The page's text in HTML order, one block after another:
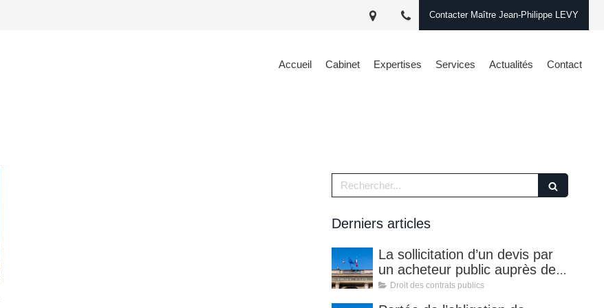
Contacter Maître Jean-Philippe LEVY
Accueil Cabinet Expertises Services Actualités Contact
Rechercher
Derniers articles
La sollicitation d’un devis par
un acheteur public auprès de
plusieurs entreprises
Droit des contrats publics